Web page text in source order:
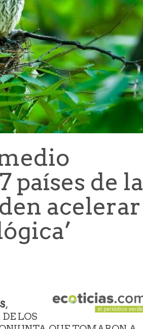
países de la
acelerar
,
LOS